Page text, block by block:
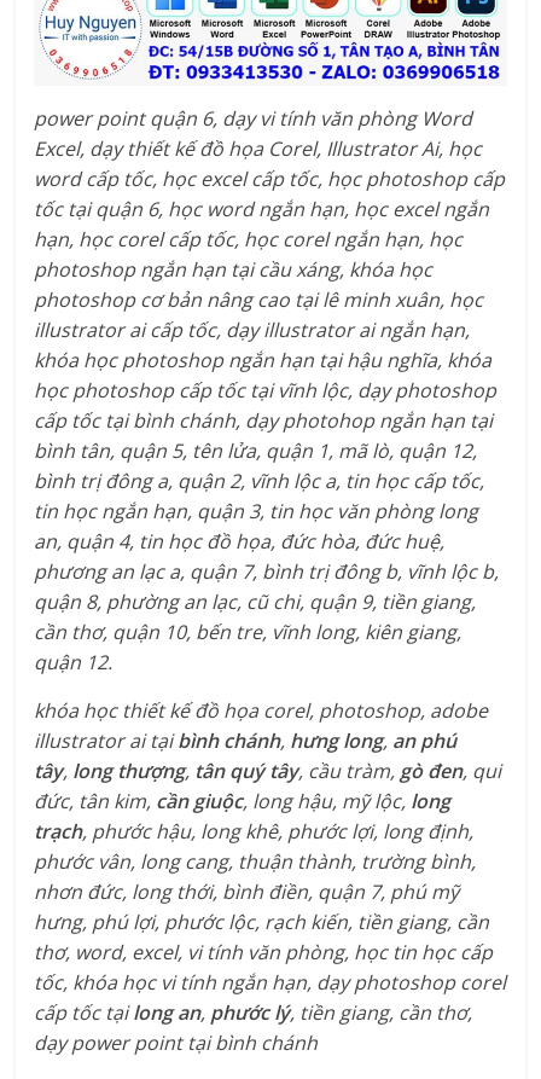
power point quận 6, dạy vi tính văn phòng Word
Excel, dạy thiết kế đồ họa Corel, Illustrator Ai, học
word cấp tốc, học excel cấp tốc, học photoshop cấp
tốc tại quận 6, học word ngắn hạn, học excel ngắn
hạn, học corel cấp tốc, học corel ngắn hạn, học
photoshop ngắn hạn tại cầu xáng, khóa học
photoshop cơ bản nâng cao tại lê minh xuân, học
illustrator ai cấp tốc, dạy illustrator ai ngắn hạn,
khóa học photoshop ngắn hạn tại hậu nghĩa, khóa
học photoshop cấp tốc tại vĩnh lộc, dạy photoshop
cấp tốc tại bình chánh, dạy photohop ngắn hạn tại
bình tân, quận 5, tên lửa, quận 1, mã lò, quận 12,
bình trị đông a, quận 2, vĩnh lộc a, tin học cấp tốc,
tin học ngắn hạn, quận 3, tin học văn phòng long
an, quận 4, tin học đồ họa, đức hòa, đức huệ,
phương an lạc a, quận 7, bình trị đông b, vĩnh lộc b,
quận 8, phường an lạc, cũ chi, quận 9, tiền giang,
cần thơ, quận 10, bến tre, vĩnh long, kiên giang,
quận 12.
khóa học thiết kế đồ họa corel, photoshop, adobe
illustrator ai tạibình chánh, hưng long, an phú
tây, long thượng, tân quý tây, cầu tràm, gò đen, qui
đức, tân kim, cần giuộc, long hậu, mỹ lộc, long
trạch, phước hậu, long khê, phước lợi, long định,
phước vân, long cang, thuận thành, trường bình,
nhơn đức, long thới, bình điền, quận 7, phú mỹ
hưng, phú lợi, phước lộc, rạch kiến, tiền giang, cần
thơ, word, excel, vi tính văn phòng, học tin học cấp
tốc, khóa học vi tính ngắn hạn, dạy photoshop corel
cấp tốc tạilong an, phước lý, tiền giang, cần thơ,
dạy power point tại bình chánh